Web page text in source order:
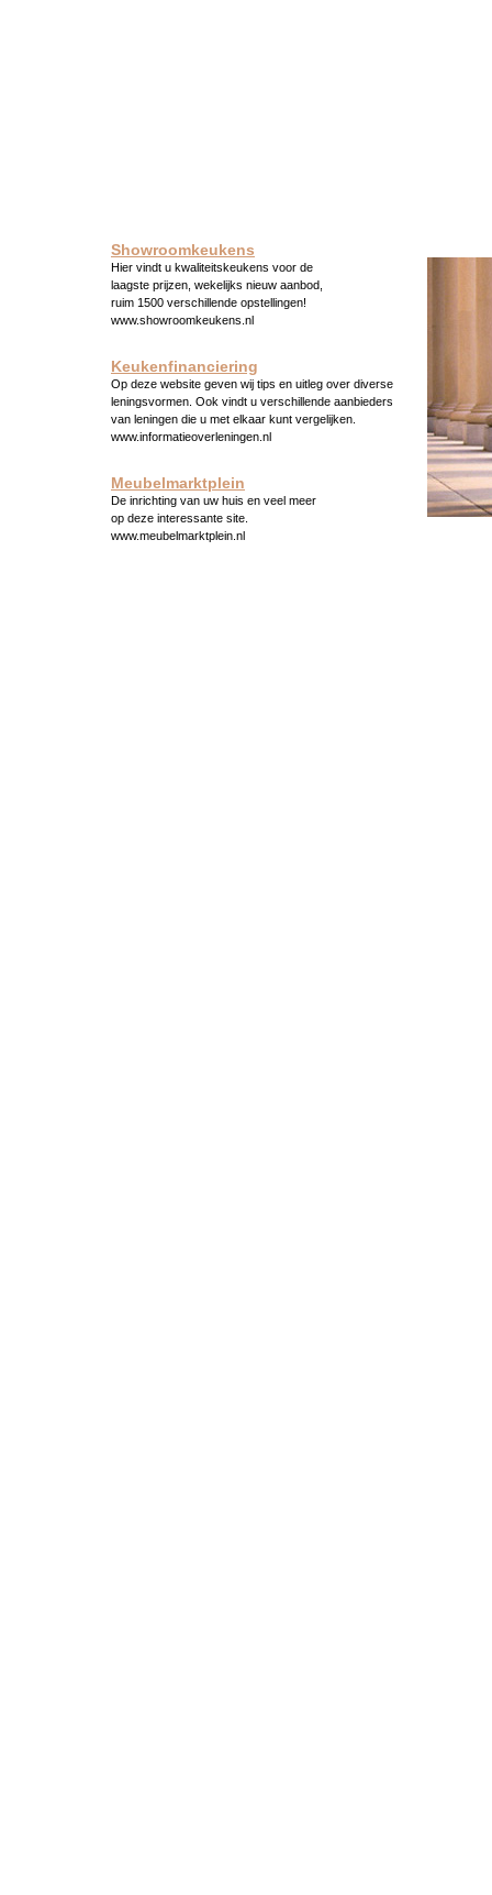
Showroomkeukens
Hier vindt u kwaliteitskeukens voor de
laagste prijzen, wekelijks nieuw aanbod,
ruim 1500 verschillende opstellingen!
www.showroomkeukens.nl
Keukenfinanciering
Op deze website geven wij tips en uitleg over diverse
leningsvormen. Ook vindt u verschillende aanbieders
van leningen die u met elkaar kunt vergelijken.
www.informatieoverleningen.nl
Meubelmarktplein
De inrichting van uw huis en veel meer
op deze interessante site.
www.meubelmarktplein.nl